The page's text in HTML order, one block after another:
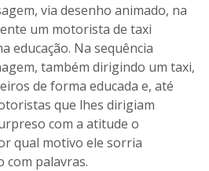
via desenho animado, na
um motorista de taxi
educação. Na sequência
também dirigindo um taxi,
de forma educada e, até
que lhes dirigiam
com a atitude o
qual motivo ele sorria
com palavras.